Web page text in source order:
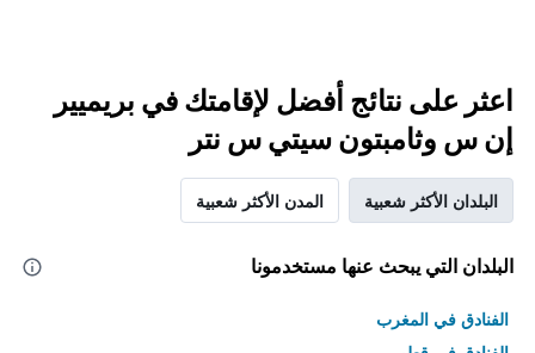
اعثر على نتائج أفضل لإقامتك في بريميير
إن س وثامبتون سيتي س نتر
البلدان الأكثر شعبية المدن الأكثر شعبية
البلدان التي يبحث عنها مستخدمونا
الفنادق في المغرب